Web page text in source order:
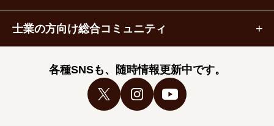
士業の方向け総合コミュニティ
各種SNSも、随時情報更新中です。